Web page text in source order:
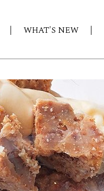
WHAT'S NEW